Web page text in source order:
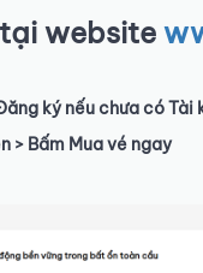
website
ký nếu chưa có Tài
> Bấm Mua vé ngay